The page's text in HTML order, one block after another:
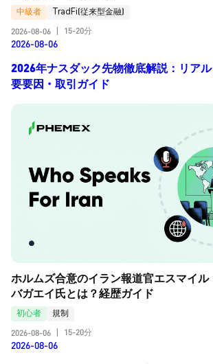
中級者
TradFi(従来型金融)
2026-08-06
15-20分
2026-08-06
2026年ナスダック先物徹底解説：リア
要要因・取引ガイド
ホルムズ合意のイラン報道官エスマイル
バガエイ氏とは？経歴ガイド
初心者
規制
2026-08-06
15-20分
2026-08-06